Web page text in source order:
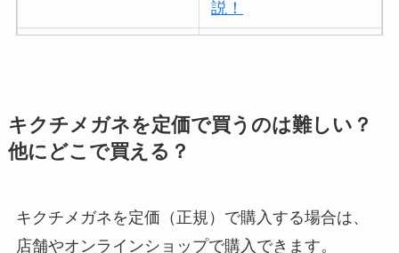
説！
を紹介！
気？安く買う方法も
解説！
キクチメガネを定価で買うのは難しい？
他にどこで買える？
キクチメガネを定価（正規）で購入する場合は、
店舗やオンラインショップで購入できます。